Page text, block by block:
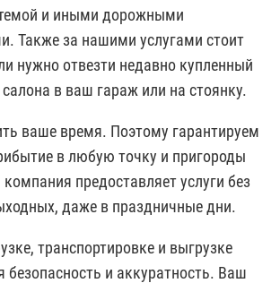
и иными дорожными
Также за нашими услугами стоит
нужно отвезти недавно купленный
в ваш гараж или на стоянку.
ваше время. Поэтому гарантируем
в любую точку и пригороды
предоставляет услуги без
даже в праздничные дни.
транспортировке и выгрузке
безопасность и аккуратность. Ваш